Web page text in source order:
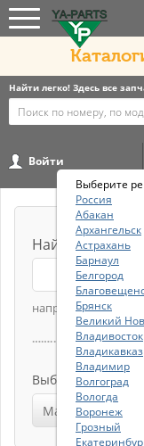
Найти легко! Здесь все
Войти
Найдите
например:
Выберите марку
Выберите
Россия
Абакан
Архангельск
Астрахань
Барнаул
Белгород
Брянск
Великий
Владивосток
Владикавказ
Владимир
Волгоград
Вологда
Воронеж
Грозный